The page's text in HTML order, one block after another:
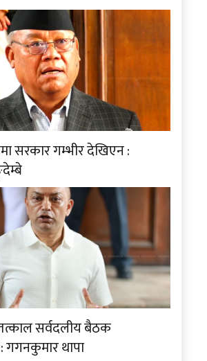
सरकार गम्भीर देखिएन :
तत्काल सर्वदलीय बैठक
: गगनकुमार थापा